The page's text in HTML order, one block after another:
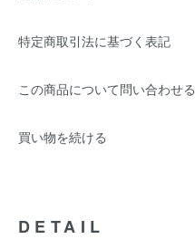
特定商取引法に基づく表記
この商品について問い合わせる
買い物を続ける
DETAIL